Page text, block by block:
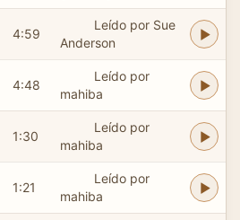
4:59
Leído por Sue
Anderson
4:48
Leído por
mahiba
1:30
Leído por
mahiba
1:21
Leído por
mahiba